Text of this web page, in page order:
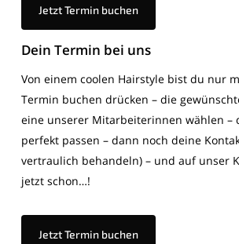
Jetzt Termin buchen
Dein Termin bei uns
Von einem coolen Hairstyle bist du nur
Termin buchen drücken – die
eine unserer Mitarbeiterinnen wählen –
perfekt passen – dann noch deine
vertraulich behandeln) – und auf unser
jetzt schon…!
Jetzt Termin buchen